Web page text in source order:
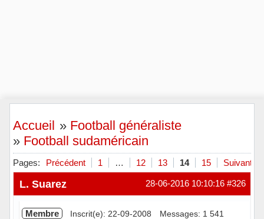
Accueil » Football généraliste
» Football sudaméricain
Pages: Précédent 1 … 12 13 14 15 Suivant
#326
28-06-2016 10:10:16
L. Suarez
Membre Inscrit(e): 22-09-2008 Messages: 1 541